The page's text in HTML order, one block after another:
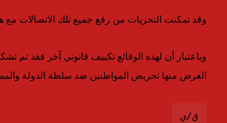
وقد تمكنت التحريات من رفع جميع تلك الاتصالات مع
وباعتبار أن لهذه الوقائع تكييف قانوني آخر فقد تم
الغرض منها تحريض المواطنين ضد سلطة الدولة
ق/ي